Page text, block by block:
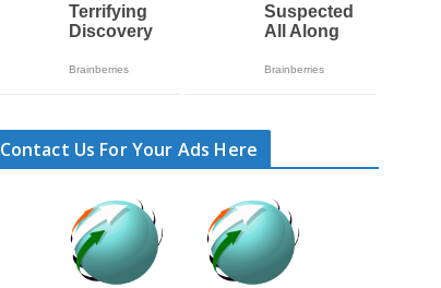
Contact Us For Your Ads Here